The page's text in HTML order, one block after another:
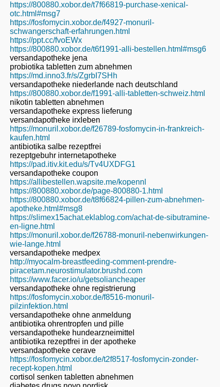
https://800880.xobor.de/t7f66819-purchase-xenical-
otc.html#msg7
https://fosfomycin.xobor.de/f4927-monuril-
schwangerschaft-erfahrungen.html
https://ppt.cc/fvoEWx
https://800880.xobor.de/t6f1991-alli-bestellen.html#msg6
versandapotheke jena
probiotika tabletten zum abnehmen
https://md.inno3.fr/s/ZgrbI7SHh
versandapotheke niederlande nach deutschland
https://800880.xobor.de/f1991-alli-tabletten-schweiz.html
nikotin tabletten abnehmen
versandapotheke express lieferung
versandapotheke irxleben
https://monuril.xobor.de/f26789-fosfomycin-in-frankreich-
kaufen.html
antibiotika salbe rezeptfrei
rezeptgebuhr internetapotheke
https://pad.itiv.kit.edu/s/Tv4UXDFG1
versandapotheke coupon
https://allibestellen.wapsite.me/kopennl
https://800880.xobor.de/page-800880-1.html
https://800880.xobor.de/t8f66824-pillen-zum-abnehmen-
apotheke.html#msg8
https://slimex15achat.eklablog.com/achat-de-sibutramine-
en-ligne.html
https://monuril.xobor.de/f26788-monuril-nebenwirkungen-
wie-lange.html
versandapotheke medpex
http://myocalm-breastfeeding-comment-prendre-
piracetam.neurostimulator.brushd.com
https://www.facer.io/u/getsoliancheaper
versandapotheke ohne registrierung
https://fosfomycin.xobor.de/f8516-monuril-
pilzinfektion.html
versandapotheke ohne anmeldung
antibiotika ohrentropfen und pille
versandapotheke hundearzneimittel
antibiotika rezeptfrei in der apotheke
versandapotheke cerave
https://fosfomycin.xobor.de/t2f8517-fosfomycin-zonder-
recept-kopen.html
cortisol senken tabletten abnehmen